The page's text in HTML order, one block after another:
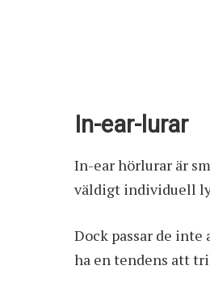
In-ear-lurar
In-ear hörlurar är
väldigt individuell
Dock passar de inte
ha en tendens att